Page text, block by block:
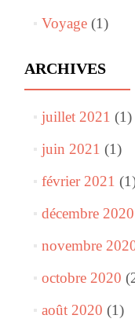
Voyage(1)
ARCHIVES
juillet 2021 (1)
juin 2021 (1)
février 2021
décembre 2020
novembre
octobre 2020
août 2020 (1)